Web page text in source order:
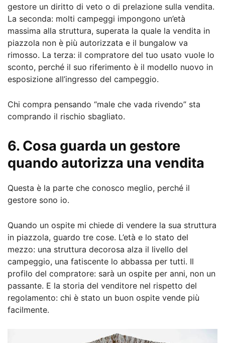
gestore un diritto di veto o di prelazione sulla vendita.
La seconda: molti campeggi impongono un’età
massima alla struttura, superata la quale la vendita in
piazzola non è più autorizzata e il bungalow va
rimosso. La terza: il compratore del tuo usato vuole lo
sconto, perché il suo riferimento è il modello nuovo in
esposizione all’ingresso del campeggio.
Chi compra pensando “male che vada rivendo” sta
comprando il rischio sbagliato.
6. Cosa guarda un gestore
quando autorizza una vendita
Questa è la parte che conosco meglio, perché il
gestore sono io.
Quando un ospite mi chiede di vendere la sua struttura
in piazzola, guardo tre cose. L’età e lo stato del
mezzo: una struttura decorosa alza il livello del
campeggio, una fatiscente lo abbassa per tutti. Il
profilo del compratore: sarà un ospite per anni, non un
passante. E la storia del venditore nel rispetto del
regolamento: chi è stato un buon ospite vende più
facilmente.